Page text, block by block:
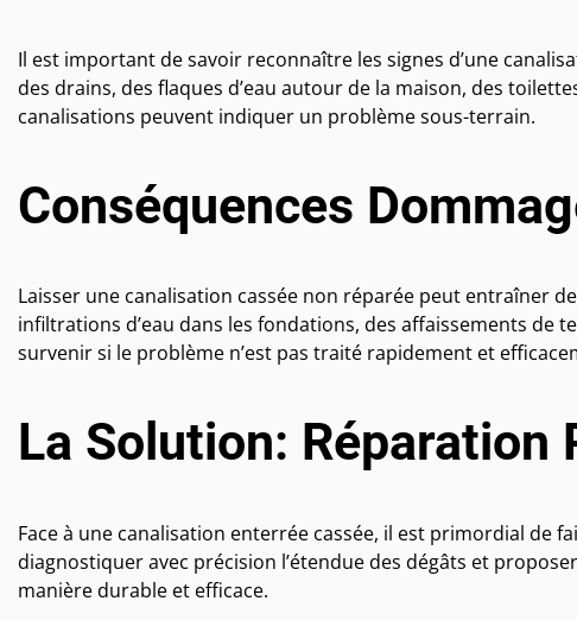
Il est important de savoir reconnaître les signes d’une
des drains, des flaques d’eau autour de la maison, des
canalisations peuvent indiquer un problème sous-terrain.
Conséquences
Laisser une canalisation cassée non réparée peut entraîner
infiltrations d’eau dans les fondations, des affaissements de
survenir si le problème n’est pas traité rapidement et
La Solution: Réparation
Face à une canalisation enterrée cassée, il est primordial de
diagnostiquer avec précision l’étendue des dégâts et
manière durable et efficace.